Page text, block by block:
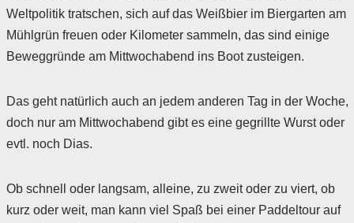
Weltpolitik tratschen, sich auf das Weißbier im Biergarten am
Mühlgrün freuen oder Kilometer sammeln, das sind einige
Beweggründe am Mittwochabend ins Boot zusteigen.
Das geht natürlich auch an jedem anderen Tag in der Woche,
doch nur am Mittwochabend gibt es eine gegrillte Wurst oder
evtl. noch Dias.
Ob schnell oder langsam, alleine, zu zweit oder zu viert, ob
kurz oder weit, man kann viel Spaß bei einer Paddeltour auf